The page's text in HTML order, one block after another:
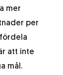
mer
per
att inte
mål.